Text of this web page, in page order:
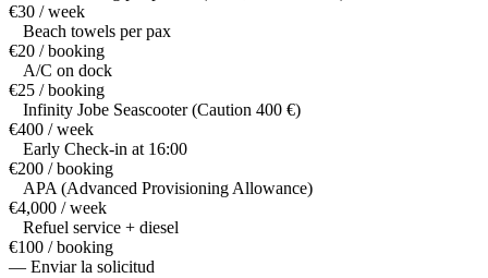
€30 / week
Beach towels per pax
€20 / booking
A/C on dock
€25 / booking
Infinity Jobe Seascooter (Caution 400 €)
€400 / week
Early Check-in at 16:00
€200 / booking
APA (Advanced Provisioning Allowance)
€4,000 / week
Refuel service + diesel
€100 / booking
— Enviar la solicitud